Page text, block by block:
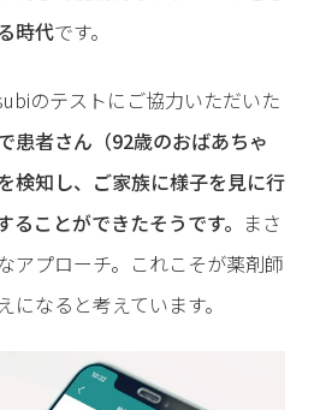
時代です。
のテストにご協力いただいた
患者さん（92歳のおばあちゃ
検知し、ご家族に様子を見に行
ことができたそうです。 まさ
アプローチ。これこそが薬剤師
なると考えています。